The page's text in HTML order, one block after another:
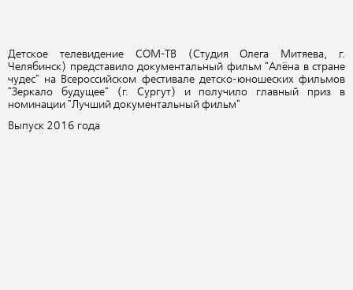
Детское телевидение СОМ-ТВ (Студия Олега Митяева, г.
Челябинск) представило документальный фильм "Алёна в стране
чудес" на Всероссийском фестивале детско-юношеских фильмов
"Зеркало будущее" (г. Сургут)
и получило главный приз в
номинации "Лучший документальный фильм"
Выпуск 2016 года